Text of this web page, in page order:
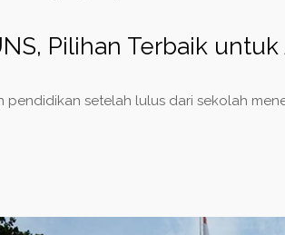
Pilihan Terbaik untuk
setelah lulus dari sekolah